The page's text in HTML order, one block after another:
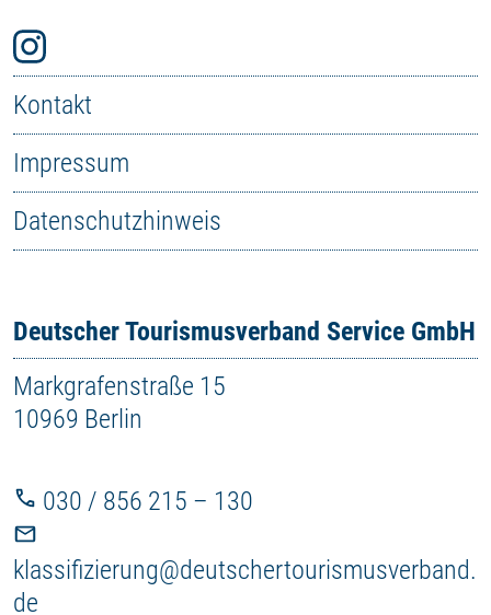
Deutscher Tourismusverband Service GmbH
Markgrafenstraße 15
10969 Berlin
030 / 856 215 – 130
klassifizierung@deutschertourismusverband.
de
Kontakt
Impressum
Datenschutzhinweis